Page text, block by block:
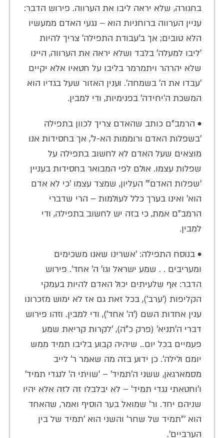
בחגורה, שלא יראה ליבו את הערווה. פירוש הדבר:
עניין הערווה ברוחניות הוא – נגעי האדם ממעשיו
הלא טובים; אך ב'עבודת התפילה' צריך להיות
'ליבו למעלה' בלבד ושלא יראה את הערווה, היינו
שלא יהרהר ויתמרמר בליבו על חטאיו אלא יקיים
'עבדו את ה' בשמחה'. וענין האזור שעל בגדיו הוא
המשכת ה'יחידה' בפנימיות, ודי למבין.
• הרמב"ם כותב שהאדם צריך לכוון בתפילה
'בשפלות האדם ורוממות הא-ל', אך בחסידות אנו
מוצאים שעל האדם לא לחשוב בתפילה על
שפלות עצמו. אולם לפי המבואר בחסידות בעניין
'שפלות האדם"' העליון, שמצד עצמו 'כי לא אדם
הוא' ואינו בערך כלל לעולמות – הרי שדברי
הרמב"ם אמת, כי בזה יש לחשוב בתפילה, ודי
למבין.
• בנוסח התפילה: 'אשרינו שאנו משכימים
ומעריבים . . שמע ישראל וגו' ה' אחד'. פירוש
הדבר: אף שלעיתים יכול האדם להיות בעמקי
הקליפות ('ערב'), בכל זאת גם אז לא ימוש מזכרונו
ענין אחדות השם ('ה' אחד'), ודי למבין. וזהו פירוש
דברי ה'תניא' (פרק כ"ה), 'לקרות קריאת שמע
פעמיים בכל יום.. שיהיה קבוע בליבו תמיד ממש
יומם ולילה'. כן ידוע בזה מה שאמר ר' לייב
מסמארגאן, ששני ה'תמיד' – 'שויתי ה' לנגדי תמיד'
ו'וחטאתי נגדי תמיד' – לא יבלבלו זה לזה אלא יהיו
שניהם יחד. ור' שמואל בער הוסיף ואמר, שהאחד
הוא '"תמיד של שחר' והשני הוא 'תמיד של בין
הערביים'.